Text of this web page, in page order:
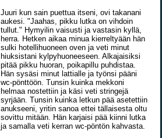
Juuri kun sain puettua itseni, ovi takanani
aukesi. "Jaahas, pikku lutka on vihdoin
tullut." Hymyilin vaisusti ja vastasin kyllä,
herra. Hetken aikaa minua kierreltyään hän
sulki hotellihuoneen oven ja veti minut
hiuksistani kylpyhuoneeseen. Alkajaisiksi
pitää pikku huoran, poikapillu puhdistaa.
Hän sysäsi minut lattialle ja työnsi pääni
wc-pönttöön. Tunsin kuinka mekkoni
helmaa nostettiin ja käsi veti stringejä
syrjään. Tunsin kuinka letkun pää asetettiin
anukseeni, yritin sanoa ettei tällaisesta oltu
sovittu mitään. Hän karjaisi pää kiinni lutka
ja samalla veti kerran wc-pöntön kahvasta.